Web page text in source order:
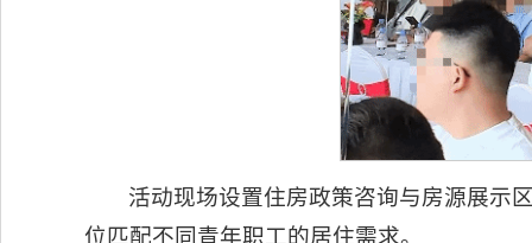
活动现场设置住房政策咨询与房源展示
位匹配不同青年职工的居住需求。